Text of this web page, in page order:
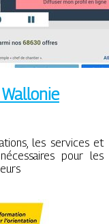
les services et
pour les